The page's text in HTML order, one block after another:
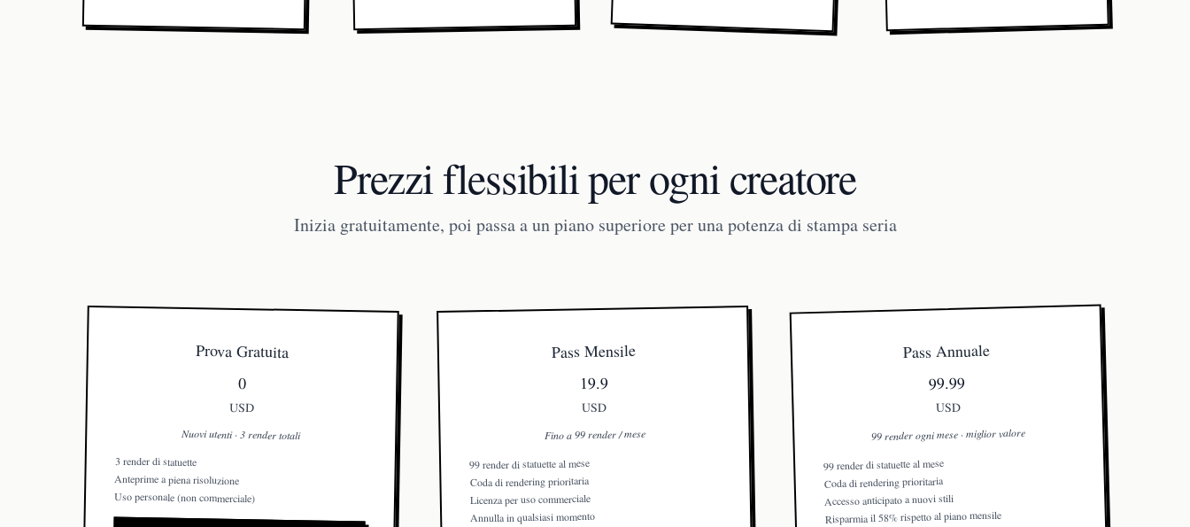
Prezzi flessibili per ogni creatore
Inizia gratuitamente, poi passa a un piano superiore per una potenza di stampa seria
Prova Gratuita
0
USD
Nuovi utenti · 3 render totali
3 render di statuette
Anteprime a piena risoluzione
Uso personale (non commerciale)
Pass Mensile
19.9
USD
Fino a 99 render / mese
99 render di statuette al mese
Coda di rendering prioritaria
Licenza per uso commerciale
Annulla in qualsiasi momento
Pass Annuale
99.99
USD
99 render ogni mese · miglior valore
99 render di statuette al mese
Coda di rendering prioritaria
Accesso anticipato a nuovi stili
Risparmia il 58% rispetto al piano mensile